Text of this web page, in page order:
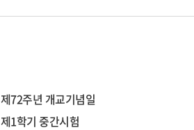
제72주년 개교기념일
제1학기 중간시험